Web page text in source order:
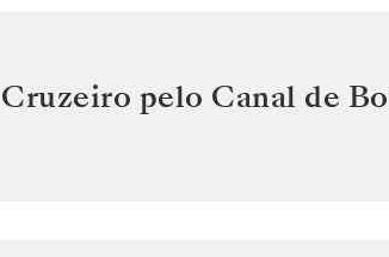
Cruzeiro pelo Canal de